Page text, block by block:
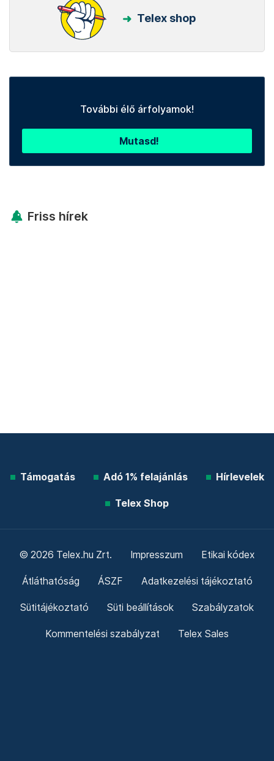
Telex shop
További élő árfolyamok!
Mutasd!
Friss hírek
Támogatás Adó 1% felajánlás Hírlevelek
Telex Shop
© 2026 Telex.hu Zrt. Impresszum Etikai kódex
Átláthatóság ÁSZF Adatkezelési tájékoztató
Sütitájékoztató Süti beállítások Szabályzatok
Kommentelési szabályzat Telex Sales